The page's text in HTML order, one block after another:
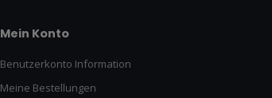
Mein Konto
Benutzerkonto Information
Meine Bestellungen